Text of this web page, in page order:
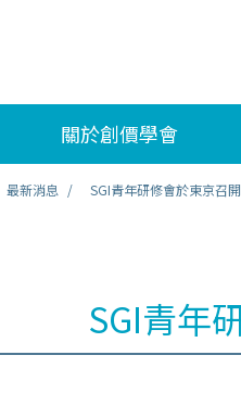
關於創價學會
最新消息 SGI青年研修會於東京召開
SGI青年